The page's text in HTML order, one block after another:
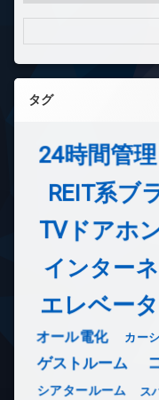
タグ
24時間管理
REIT系ブ
TVドアホ
インター
エレベー
オール電化 カー
ゲストルーム
シアタールーム ス